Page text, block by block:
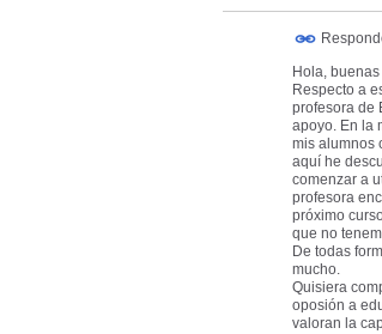
Hola,
Respecto a
profesora de
apoyo. En la
mis alumnos
aquí he
comenzar a
profesora
próximo
que no
De todas
mucho.
Quisiera
oposión a
valoran la